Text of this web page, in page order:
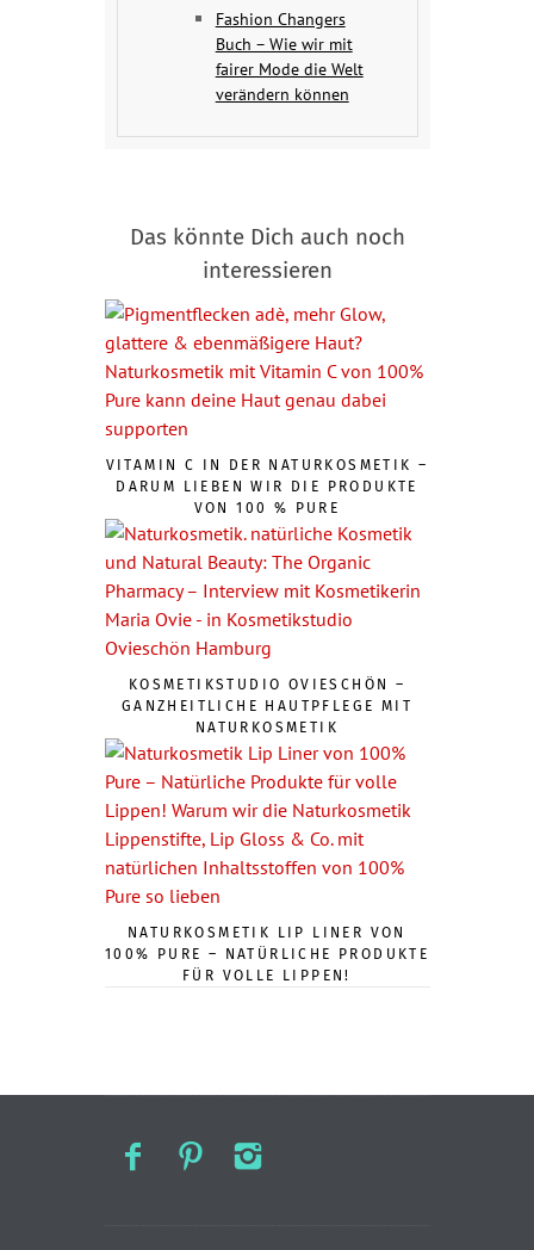
Fashion Changers
Buch – Wie wir mit
fairer Mode die Welt
verändern können
Das könnte Dich auch noch
interessieren
VITAMIN C IN DER NATURKOSMETIK –
DARUM LIEBEN WIR DIE PRODUKTE
VON 100 % PURE
KOSMETIKSTUDIO OVIESCHÖN –
GANZHEITLICHE HAUTPFLEGE MIT
NATURKOSMETIK
NATURKOSMETIK LIP LINER VON
100% PURE – NATÜRLICHE PRODUKTE
FÜR VOLLE LIPPEN!